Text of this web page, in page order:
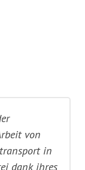
von
in
dank ihres